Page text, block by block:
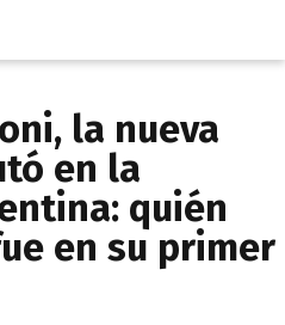
la nueva
en la
quién
en su primer